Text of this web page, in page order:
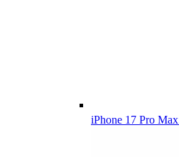
iPhone 17 Pro Max